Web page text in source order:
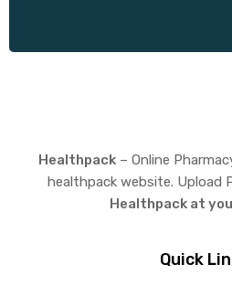
Healthpack – Online
healthpack website. Upload
Healthpack at
Quick